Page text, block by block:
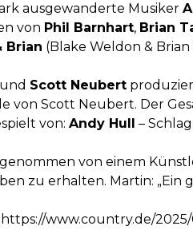
ausgewanderte Musiker
von Phil Barnhart, Brian
Brian (Blake Weldon &
Scott Neubert
von Scott Neubert. Der
von: Andy Hull –
von einem
zu erhalten. Martin: „Ein
https://www.country.de/